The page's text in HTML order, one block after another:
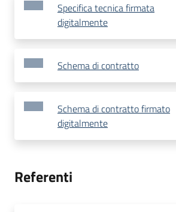
Specifica tecnica firmata
digitalmente
Schema di contratto
Schema di contratto firmato
digitalmente
Referenti